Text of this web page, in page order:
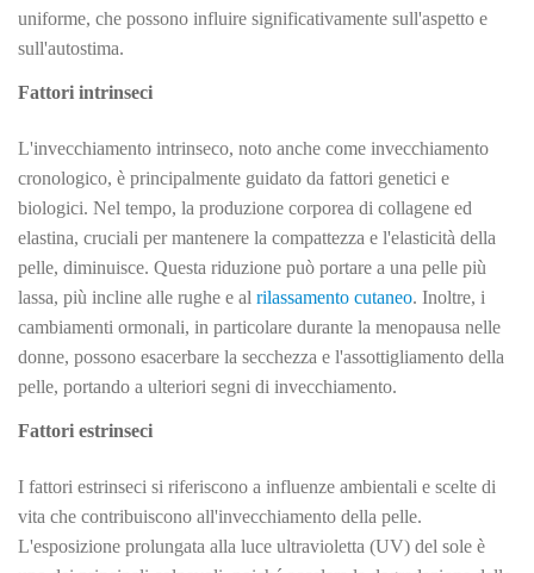
uniforme, che possono influire significativamente sull'aspetto e
sull'autostima.
Fattori intrinseci
L'invecchiamento intrinseco, noto anche come invecchiamento
cronologico, è principalmente guidato da fattori genetici e
biologici. Nel tempo, la produzione corporea di collagene ed
elastina, cruciali per mantenere la compattezza e l'elasticità della
pelle, diminuisce. Questa riduzione può portare a una pelle più
lassa, più incline alle rughe e al rilassamento cutaneo. Inoltre, i
cambiamenti ormonali, in particolare durante la menopausa nelle
donne, possono esacerbare la secchezza e l'assottigliamento della
pelle, portando a ulteriori segni di invecchiamento.
Fattori estrinseci
I fattori estrinseci si riferiscono a influenze ambientali e scelte di
vita che contribuiscono all'invecchiamento della pelle.
L'esposizione prolungata alla luce ultravioletta (UV) del sole è